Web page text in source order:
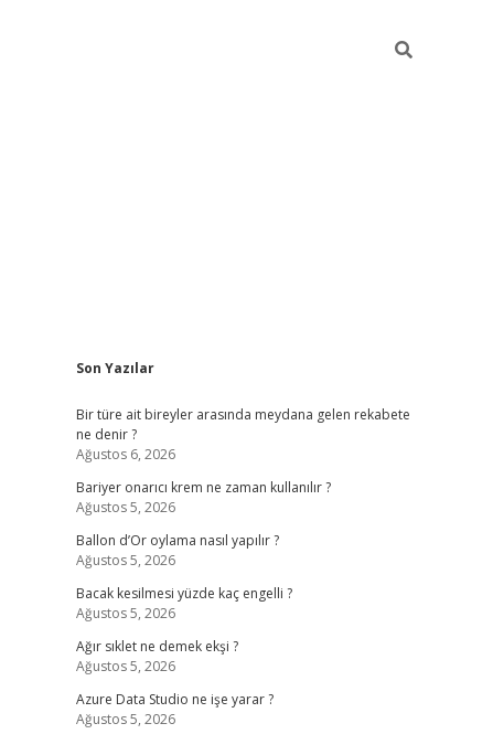
Sidebar
Son Yazılar
Bir türe ait bireyler arasında meydana gelen rekabete
ne denir ?
Ağustos 6, 2026
Bariyer onarıcı krem ne zaman kullanılır ?
Ağustos 5, 2026
Ballon d’Or oylama nasıl yapılır ?
Ağustos 5, 2026
Bacak kesilmesi yüzde kaç engelli ?
Ağustos 5, 2026
Ağır sıklet ne demek ekşi ?
Ağustos 5, 2026
Azure Data Studio ne işe yarar ?
Ağustos 5, 2026